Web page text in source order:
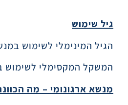
גיל שימוש
הגיל המינימלי לשימוש במנשא הינו מגיל
המשקל המקסימלי לשימוש
מנשא ארגונומי – מה